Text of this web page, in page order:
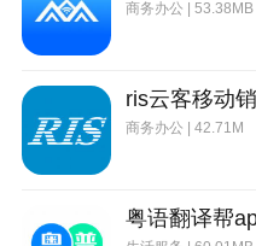
商务办公 | 53.38MB
商务办公 | 42.71M